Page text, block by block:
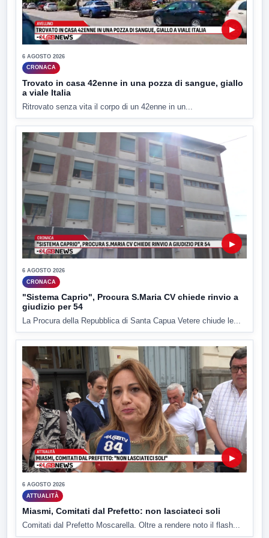
▶
6 AGOSTO 2026
CRONACA
Trovato in casa 42enne in una pozza di sangue, giallo
a viale Italia
Ritrovato senza vita il corpo di un 42enne in un...
▶
6 AGOSTO 2026
CRONACA
"Sistema Caprio", Procura S.Maria CV chiede rinvio a
giudizio per 54
La Procura della Repubblica di Santa Capua Vetere chiude le...
▶
6 AGOSTO 2026
ATTUALITÀ
Miasmi, Comitati dal Prefetto: non lasciateci soli
Comitati dal Prefetto Moscarella. Oltre a rendere noto il flash...